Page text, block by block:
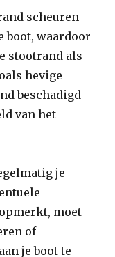
scheuren
boot, waardoor
stootrand als
hevige
beschadigd
van het
je
moet
of
je boot te